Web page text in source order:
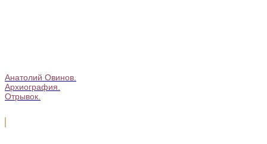
Анатолий Овинов.
Архиография.
Отрывок.